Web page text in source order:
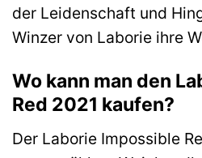
der Leidenschaft und
Winzer von Laborie ihre
Wo kann man den
Red 2021 kaufen?
Der Laborie Impossible